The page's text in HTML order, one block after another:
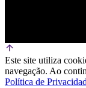
Este site utiliza
navegação. Ao
Política de